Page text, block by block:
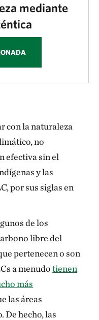
mediante
con la naturaleza
no
efectiva sin el
y las
por sus siglas en
de los
libre del
pertenecen o son
a menudotienen
más
las áreas
De hecho, las